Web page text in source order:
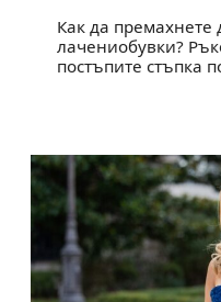
Как да премахнете
лачениобувки?
постъпите стъпка